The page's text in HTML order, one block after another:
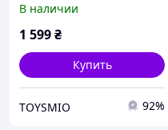
В наличии
1 599₴
Купить
TOYSMIO 92%